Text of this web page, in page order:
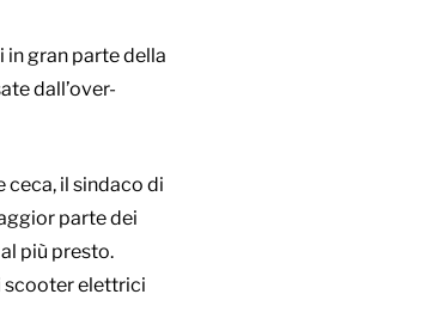
gran parte della
dall’over-
il sindaco di
parte dei
più presto.
scooter elettrici